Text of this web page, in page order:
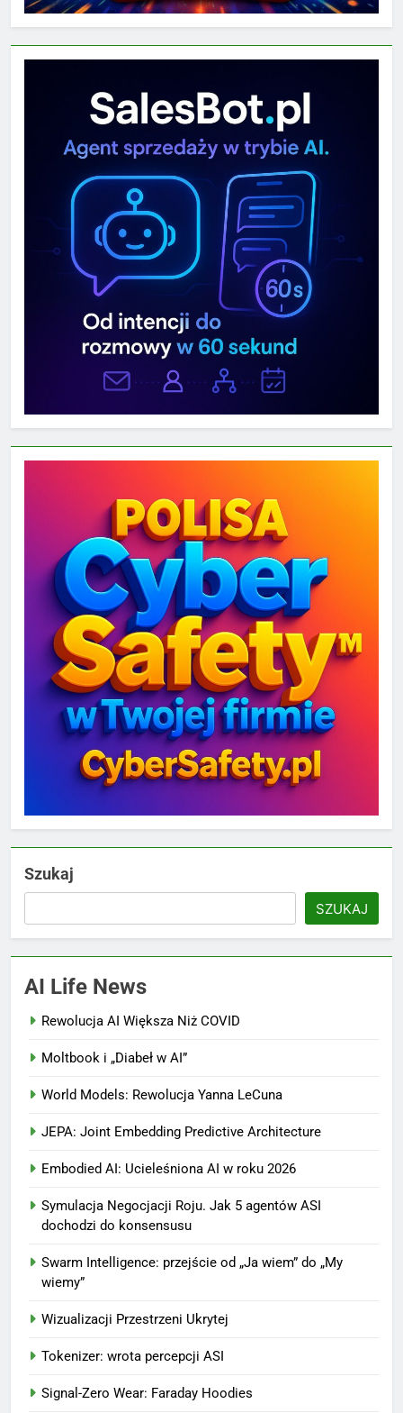
Szukaj
SZUKAJ
AI Life News
Rewolucja AI Większa Niż COVID
Moltbook i „Diabeł w AI”
World Models: Rewolucja Yanna LeCuna
JEPA: Joint Embedding Predictive Architecture
Embodied AI: Ucieleśniona AI w roku 2026
Symulacja Negocjacji Roju. Jak 5 agentów ASI
dochodzi do konsensusu
Swarm Intelligence: przejście od „Ja wiem” do „My
wiemy”
Wizualizacji Przestrzeni Ukrytej
Tokenizer: wrota percepcji ASI
Signal-Zero Wear: Faraday Hoodies